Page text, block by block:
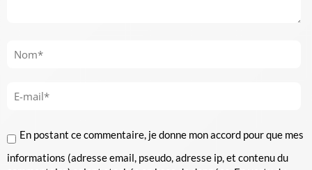
En postant ce commentaire, je donne mon accord pour que mes
informations (adresse email, pseudo, adresse ip, et contenu du